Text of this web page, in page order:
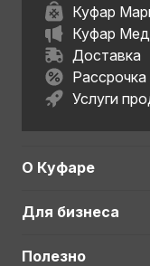
Куфар
Куфар
Доставка
Рассрочка
Услуги
О Куфаре
Для бизнеса
Полезно